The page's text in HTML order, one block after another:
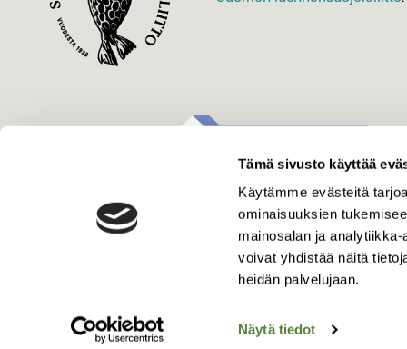
Tämä sivusto käyttää
Käytämme evästeitä
ominaisuuksien
mainosalan ja
voivat yhdistää näitä
heidän palvelujaan.
Näytä tiedot